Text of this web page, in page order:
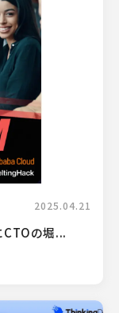
2025.04.21
の堀...